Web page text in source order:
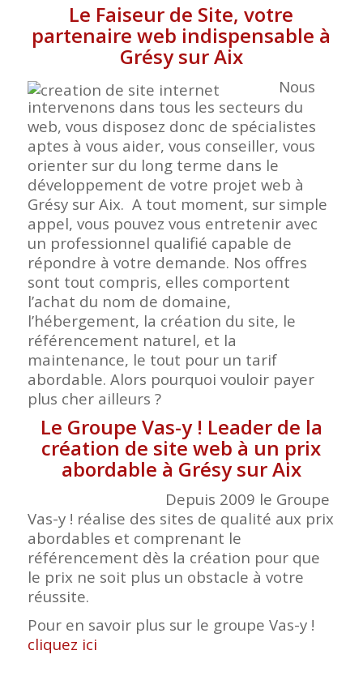
Le Faiseur de Site, votre
partenaire web indispensable à
Grésy sur Aix
Nous
intervenons dans tous les secteurs du
web, vous disposez donc de spécialistes
aptes à vous aider, vous conseiller, vous
orienter sur du long terme dans le
développement de votre projet web à
Grésy sur Aix. A tout moment, sur simple
appel, vous pouvez vous entretenir avec
un professionnel qualifié capable de
répondre à votre demande. Nos offres
sont tout compris, elles comportent
l’achat du nom de domaine,
l’hébergement, la création du site, le
référencement naturel, et la
maintenance, le tout pour un tarif
abordable. Alors pourquoi vouloir payer
plus cher ailleurs ?
Le Groupe Vas-y ! Leader de la
création de site web à un prix
abordable à Grésy sur Aix
Depuis 2009 le Groupe
Vas-y ! réalise des sites de qualité aux prix
abordables et comprenant le
référencement dès la création pour que
le prix ne soit plus un obstacle à votre
réussite.
Pour en savoir plus sur le groupe Vas-y !
cliquez ici